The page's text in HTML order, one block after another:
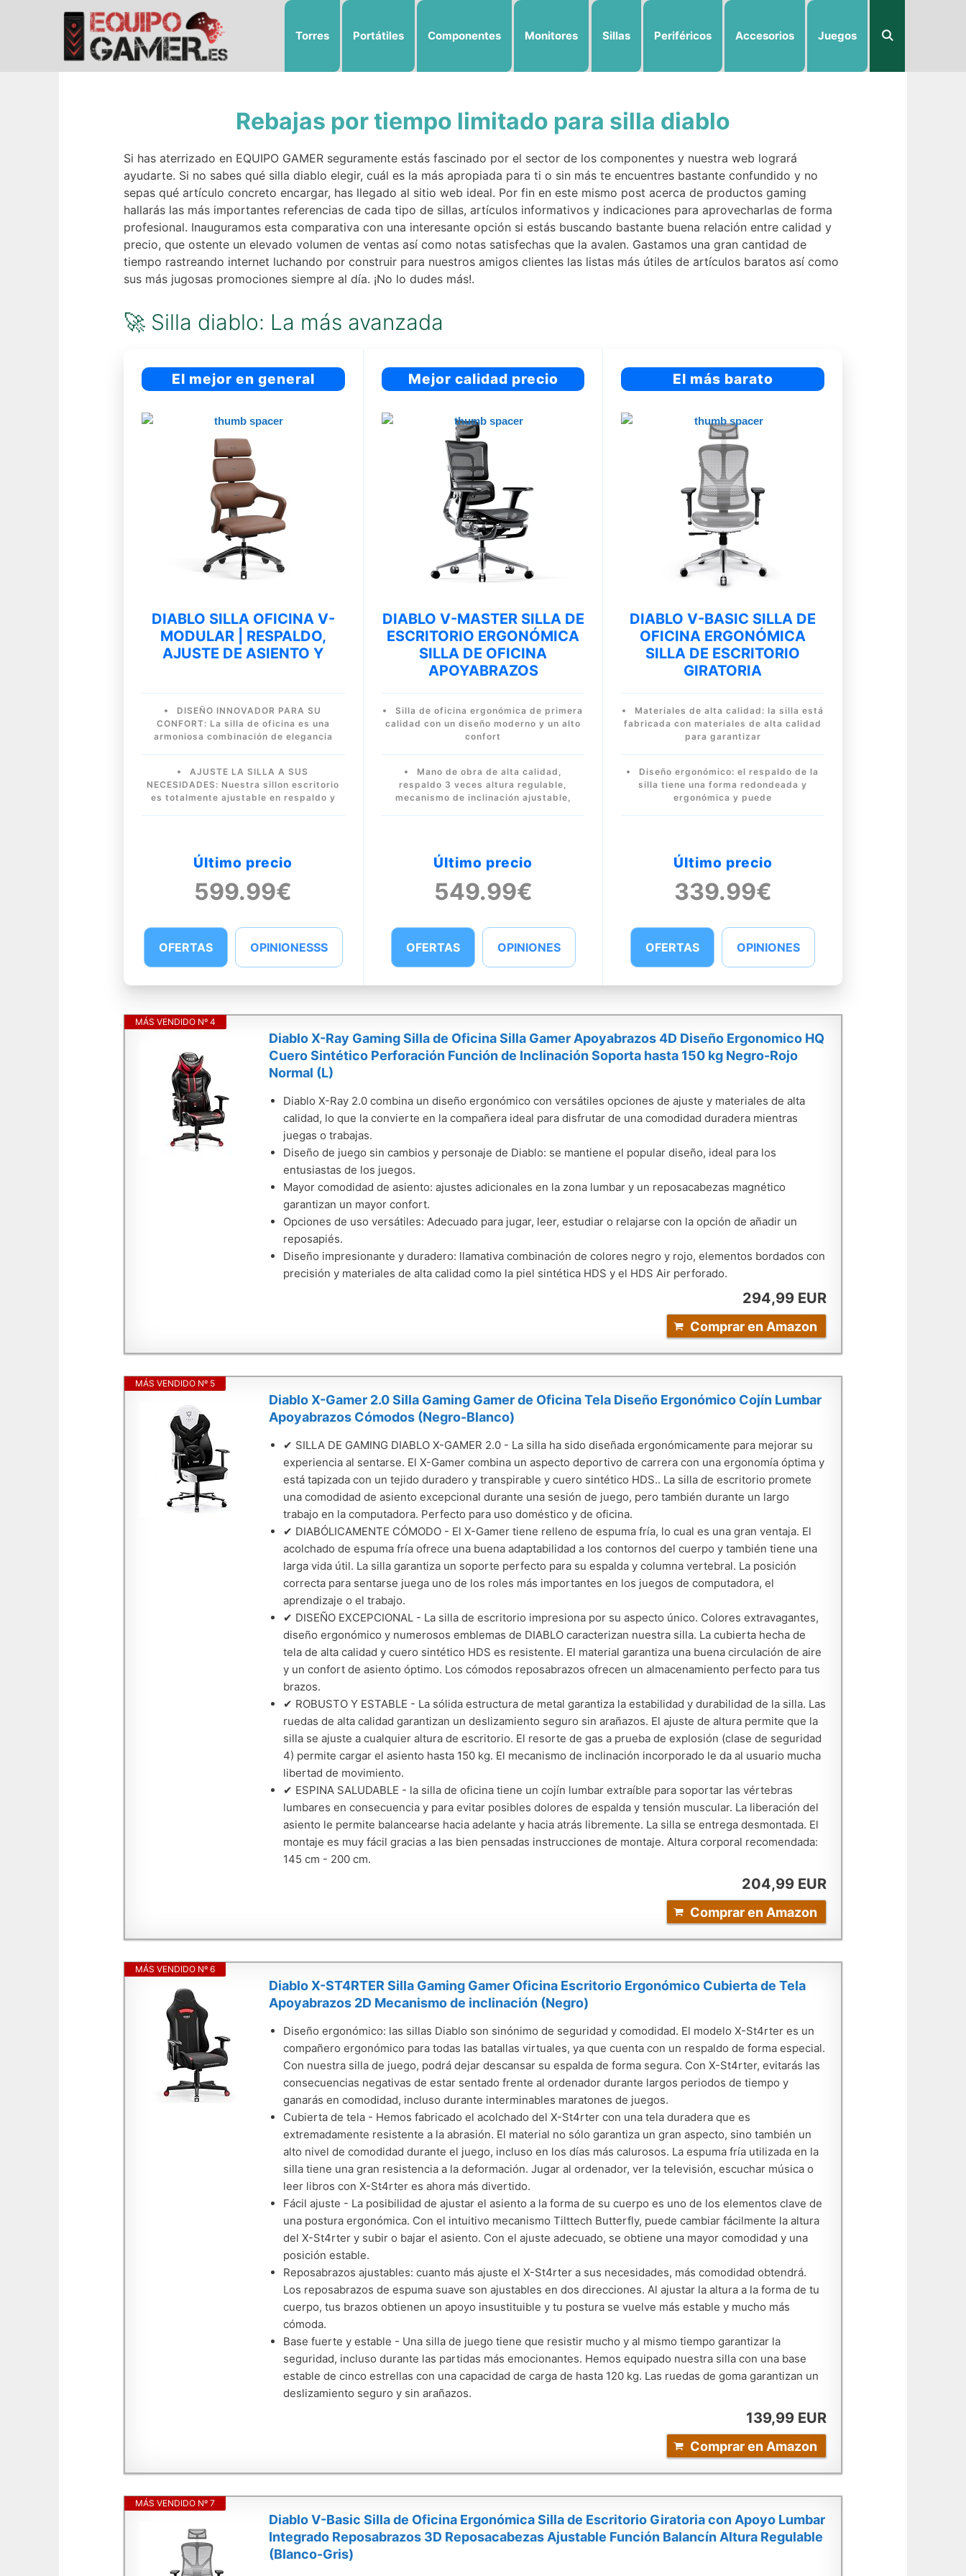
Torres Portátiles Componentes Monitores Sillas Periféricos Accesorios Juegos
Rebajas por tiempo limitado para silla diablo
Si has aterrizado en EQUIPO GAMER seguramente estás fascinado por el sector de los componentes y nuestra web logrará
ayudarte. Si no sabes qué silla diablo elegir, cuál es la más apropiada para ti o sin más te encuentres bastante confundido y no
sepas qué artículo concreto encargar, has llegado al sitio web ideal. Por fin en este mismo post acerca de productos gaming
hallarás las más importantes referencias de cada tipo de sillas, artículos informativos y indicaciones para aprovecharlas de forma
profesional. Inauguramos esta comparativa con una interesante opción si estás buscando bastante buena relación entre calidad y
precio, que ostente un elevado volumen de ventas así como notas satisfechas que la avalen. Gastamos una gran cantidad de
tiempo rastreando internet luchando por construir para nuestros amigos clientes las listas más útiles de artículos baratos así como
sus más jugosas promociones siempre al día. ¡No lo dudes más!.
🚀 Silla diablo: La más avanzada
El mejor en general
DIABLO SILLA OFICINA V-
MODULAR | RESPALDO,
AJUSTE DE ASIENTO Y
DISEÑO INNOVADOR PARA SU
CONFORT: La silla de oficina es una
armoniosa combinación de elegancia
AJUSTE LA SILLA A SUS
NECESIDADES: Nuestra sillon escritorio
es totalmente ajustable en respaldo y
Último precio
599.99€
OFERTAS OPINIONESSS
Mejor calidad precio
DIABLO V-MASTER SILLA DE
ESCRITORIO ERGONÓMICA
SILLA DE OFICINA
APOYABRAZOS
Silla de oficina ergonómica de primera
calidad con un diseño moderno y un alto
confort
Mano de obra de alta calidad,
respaldo 3 veces altura regulable,
mecanismo de inclinación ajustable,
Último precio
549.99€
OFERTAS OPINIONES
El más barato
DIABLO V-BASIC SILLA DE
OFICINA ERGONÓMICA
SILLA DE ESCRITORIO
GIRATORIA
Materiales de alta calidad: la silla está
fabricada con materiales de alta calidad
para garantizar
Diseño ergonómico: el respaldo de la
silla tiene una forma redondeada y
ergonómica y puede
Último precio
339.99€
OFERTAS OPINIONES
MÁS VENDIDO Nº 4
Diablo X-Ray Gaming Silla de Oficina Silla Gamer Apoyabrazos 4D Diseño Ergonomico HQ
Cuero Sintético Perforación Función de Inclinación Soporta hasta 150 kg Negro-Rojo
Normal (L)
Diablo X-Ray 2.0 combina un diseño ergonómico con versátiles opciones de ajuste y materiales de alta
calidad, lo que la convierte en la compañera ideal para disfrutar de una comodidad duradera mientras
juegas o trabajas.
Diseño de juego sin cambios y personaje de Diablo: se mantiene el popular diseño, ideal para los
entusiastas de los juegos.
Mayor comodidad de asiento: ajustes adicionales en la zona lumbar y un reposacabezas magnético
garantizan un mayor confort.
Opciones de uso versátiles: Adecuado para jugar, leer, estudiar o relajarse con la opción de añadir un
reposapiés.
Diseño impresionante y duradero: llamativa combinación de colores negro y rojo, elementos bordados con
precisión y materiales de alta calidad como la piel sintética HDS y el HDS Air perforado.
294,99 EUR
Comprar en Amazon
MÁS VENDIDO Nº 5
Diablo X-Gamer 2.0 Silla Gaming Gamer de Oficina Tela Diseño Ergonómico Cojín Lumbar
Apoyabrazos Cómodos (Negro-Blanco)
✔ SILLA DE GAMING DIABLO X-GAMER 2.0 - La silla ha sido diseñada ergonómicamente para mejorar su
experiencia al sentarse. El X-Gamer combina un aspecto deportivo de carrera con una ergonomía óptima y
está tapizada con un tejido duradero y transpirable y cuero sintético HDS.. La silla de escritorio promete
una comodidad de asiento excepcional durante una sesión de juego, pero también durante un largo
trabajo en la computadora. Perfecto para uso doméstico y de oficina.
✔ DIABÓLICAMENTE CÓMODO - El X-Gamer tiene relleno de espuma fría, lo cual es una gran ventaja. El
acolchado de espuma fría ofrece una buena adaptabilidad a los contornos del cuerpo y también tiene una
larga vida útil. La silla garantiza un soporte perfecto para su espalda y columna vertebral. La posición
correcta para sentarse juega uno de los roles más importantes en los juegos de computadora, el
aprendizaje o el trabajo.
✔ DISEÑO EXCEPCIONAL - La silla de escritorio impresiona por su aspecto único. Colores extravagantes,
diseño ergonómico y numerosos emblemas de DIABLO caracterizan nuestra silla. La cubierta hecha de
tela de alta calidad y cuero sintético HDS es resistente. El material garantiza una buena circulación de aire
y un confort de asiento óptimo. Los cómodos reposabrazos ofrecen un almacenamiento perfecto para tus
brazos.
✔ ROBUSTO Y ESTABLE - La sólida estructura de metal garantiza la estabilidad y durabilidad de la silla. Las
ruedas de alta calidad garantizan un deslizamiento seguro sin arañazos. El ajuste de altura permite que la
silla se ajuste a cualquier altura de escritorio. El resorte de gas a prueba de explosión (clase de seguridad
4) permite cargar el asiento hasta 150 kg. El mecanismo de inclinación incorporado le da al usuario mucha
libertad de movimiento.
✔ ESPINA SALUDABLE - la silla de oficina tiene un cojín lumbar extraíble para soportar las vértebras
lumbares en consecuencia y para evitar posibles dolores de espalda y tensión muscular. La liberación del
asiento le permite balancearse hacia adelante y hacia atrás libremente. La silla se entrega desmontada. El
montaje es muy fácil gracias a las bien pensadas instrucciones de montaje. Altura corporal recomendada:
145 cm - 200 cm.
204,99 EUR
Comprar en Amazon
MÁS VENDIDO Nº 6
Diablo X-ST4RTER Silla Gaming Gamer Oficina Escritorio Ergonómico Cubierta de Tela
Apoyabrazos 2D Mecanismo de inclinación (Negro)
Diseño ergonómico: las sillas Diablo son sinónimo de seguridad y comodidad. El modelo X-St4rter es un
compañero ergonómico para todas las batallas virtuales, ya que cuenta con un respaldo de forma especial.
Con nuestra silla de juego, podrá dejar descansar su espalda de forma segura. Con X-St4rter, evitarás las
consecuencias negativas de estar sentado frente al ordenador durante largos periodos de tiempo y
ganarás en comodidad, incluso durante interminables maratones de juegos.
Cubierta de tela - Hemos fabricado el acolchado del X-St4rter con una tela duradera que es
extremadamente resistente a la abrasión. El material no sólo garantiza un gran aspecto, sino también un
alto nivel de comodidad durante el juego, incluso en los días más calurosos. La espuma fría utilizada en la
silla tiene una gran resistencia a la deformación. Jugar al ordenador, ver la televisión, escuchar música o
leer libros con X-St4rter es ahora más divertido.
Fácil ajuste - La posibilidad de ajustar el asiento a la forma de su cuerpo es uno de los elementos clave de
una postura ergonómica. Con el intuitivo mecanismo Tilttech Butterfly, puede cambiar fácilmente la altura
del X-St4rter y subir o bajar el asiento. Con el ajuste adecuado, se obtiene una mayor comodidad y una
posición estable.
Reposabrazos ajustables: cuanto más ajuste el X-St4rter a sus necesidades, más comodidad obtendrá.
Los reposabrazos de espuma suave son ajustables en dos direcciones. Al ajustar la altura a la forma de tu
cuerpo, tus brazos obtienen un apoyo insustituible y tu postura se vuelve más estable y mucho más
cómoda.
Base fuerte y estable - Una silla de juego tiene que resistir mucho y al mismo tiempo garantizar la
seguridad, incluso durante las partidas más emocionantes. Hemos equipado nuestra silla con una base
estable de cinco estrellas con una capacidad de carga de hasta 120 kg. Las ruedas de goma garantizan un
deslizamiento seguro y sin arañazos.
139,99 EUR
Comprar en Amazon
MÁS VENDIDO Nº 7
Diablo V-Basic Silla de Oficina Ergonómica Silla de Escritorio Giratoria con Apoyo Lumbar
Integrado Reposabrazos 3D Reposacabezas Ajustable Función Balancín Altura Regulable
(Blanco-Gris)